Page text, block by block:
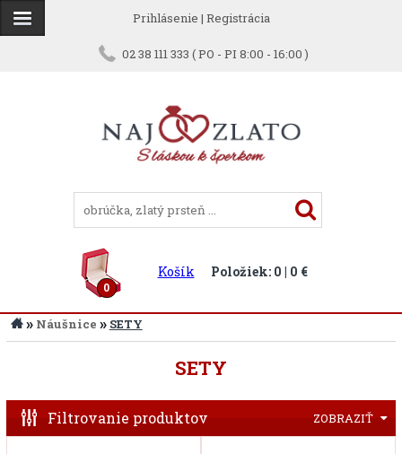
Prihlásenie | Registrácia
02 38 111 333 ( PO - PI 8:00 - 16:00 )
0
Košík Položiek: 0 | 0 €
» Náušnice » SETY
SETY
Filtrovanie produktov ZOBRAZIŤ